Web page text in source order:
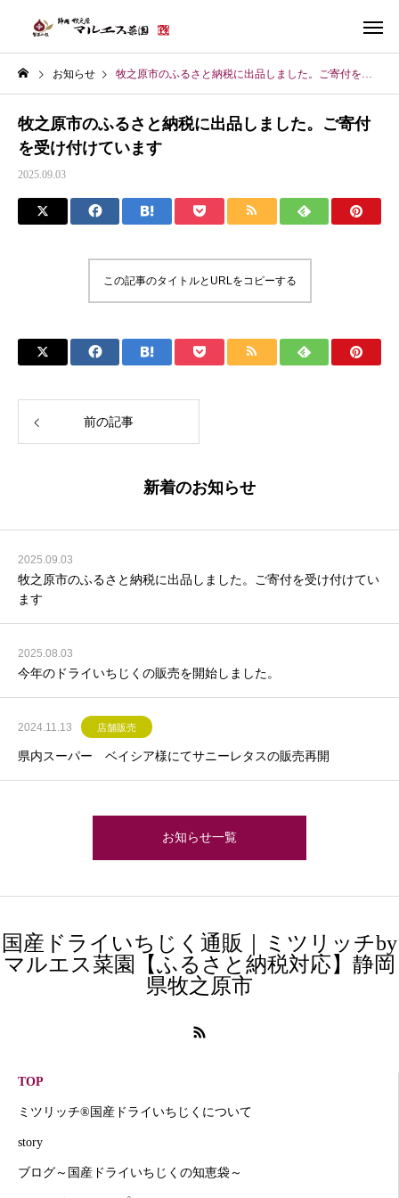
お知らせ 牧之原市のふるさと納税に出品しました。ご寄付を受け付けています
牧之原市のふるさと納税に出品しました。ご寄付
を受け付けています
2025.09.03
この記事のタイトルとURLをコピーする
前の記事
新着のお知らせ
2025.09.03
牧之原市のふるさと納税に出品しました。ご寄付を受け付けてい
ます
2025.08.03
今年のドライいちじくの販売を開始しました。
2024.11.13 店舗販売
県内スーパー ベイシア様にてサニーレタスの販売再開
お知らせ一覧
国産ドライいちじく通販｜ミツリッチby
マルエス菜園【ふるさと納税対応】静岡
県牧之原市
TOP
ミツリッチ®国産ドライいちじくについて
story
ブログ～国産ドライいちじくの知恵袋～